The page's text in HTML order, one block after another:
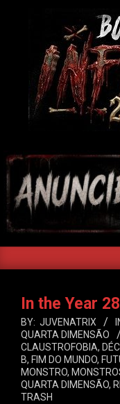
DO
Navigation
In the Year
BY: JUVENATRIX
QUARTA DIMENSÃO
CLAUSTROFOBIA,
B, FIM DO MUNDO,
MONSTRO,
QUARTA DIMENSÃO,
TRASH